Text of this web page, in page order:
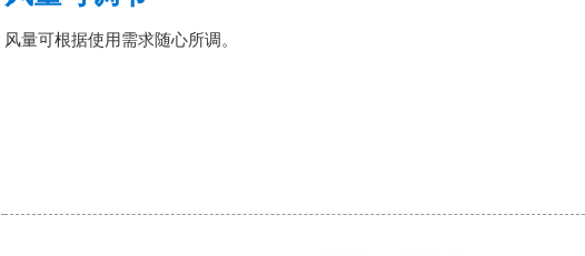
风量可根据使用需求随心所调。